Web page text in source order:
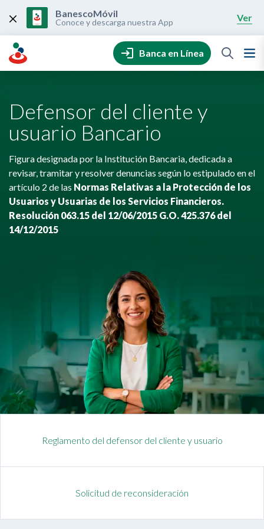
content
BanescoMóvil
Conoce y descarga nuestra App Ver
Banca en Línea
Defensor del cliente y
usuario Bancario
Figura designada por la Institución Bancaria, dedicada a
revisar, tramitar y resolver denuncias según lo estipulado en el
artículo 2 de las Normas Relativas a la Protección de los
Usuarios y Usuarias de los Servicios Financieros.
Resolución 063.15 del 12/06/2015 G.O. 425.376 del
14/12/2015
Reglamento del defensor del cliente y usuario
Solicitud de reconsideración